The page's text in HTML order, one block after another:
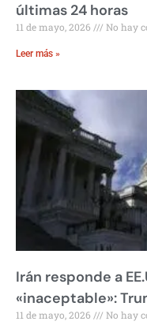
últimas 24 horas
11 de mayo, 2026 No hay
Leer más »
Irán responde a
«inaceptable»:
11 de mayo, 2026 No hay